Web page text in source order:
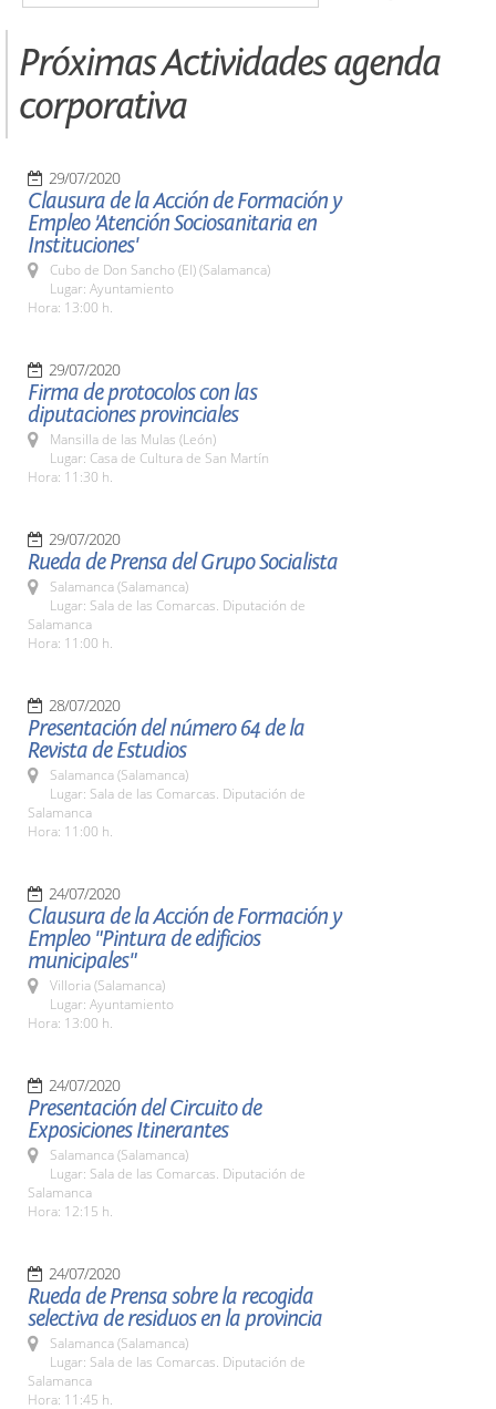
Próximas Actividades agenda
corporativa
29/07/2020
Clausura de la Acción de Formación y
Empleo 'Atención Sociosanitaria en
Instituciones'
Cubo de Don Sancho (El) (Salamanca)
Lugar: Ayuntamiento
Hora: 13:00 h.
29/07/2020
Firma de protocolos con las
diputaciones provinciales
Mansilla de las Mulas (León)
Lugar: Casa de Cultura de San Martín
Hora: 11:30 h.
29/07/2020
Rueda de Prensa del Grupo Socialista
Salamanca (Salamanca)
Lugar: Sala de las Comarcas. Diputación de
Salamanca
Hora: 11:00 h.
28/07/2020
Presentación del número 64 de la
Revista de Estudios
Salamanca (Salamanca)
Lugar: Sala de las Comarcas. Diputación de
Salamanca
Hora: 11:00 h.
24/07/2020
Clausura de la Acción de Formación y
Empleo "Pintura de edificios
municipales"
Villoria (Salamanca)
Lugar: Ayuntamiento
Hora: 13:00 h.
24/07/2020
Presentación del Circuito de
Exposiciones Itinerantes
Salamanca (Salamanca)
Lugar: Sala de las Comarcas. Diputación de
Salamanca
Hora: 12:15 h.
24/07/2020
Rueda de Prensa sobre la recogida
selectiva de residuos en la provincia
Salamanca (Salamanca)
Lugar: Sala de las Comarcas. Diputación de
Salamanca
Hora: 11:45 h.